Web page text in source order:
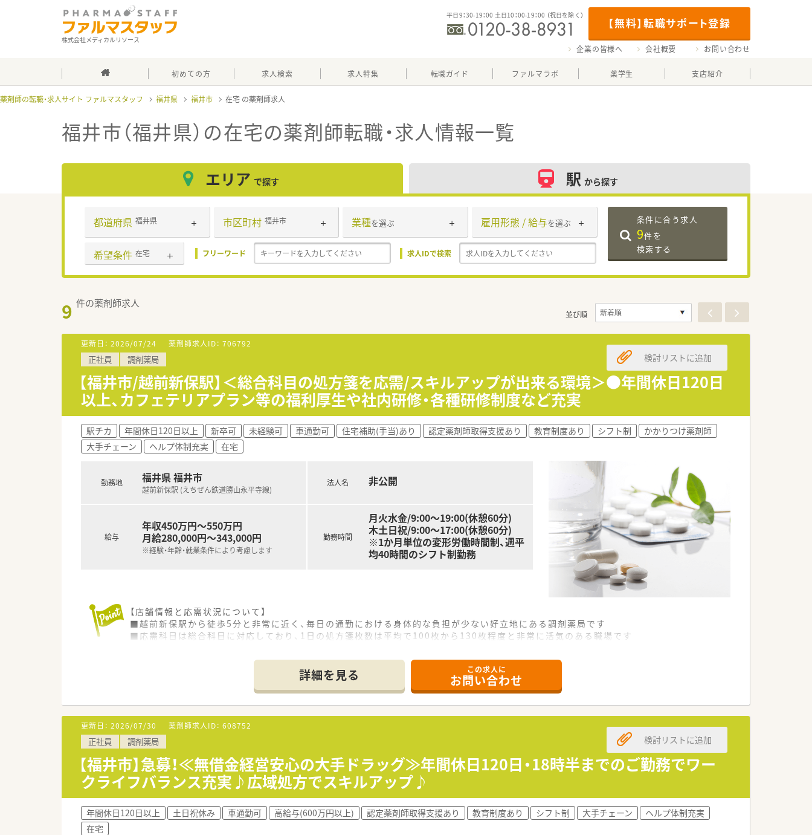
株式会社メディカルリソース
【無料】転職サポート登録
平日9：30-19：00 土日10：00-19：00 （祝日を除く）
企業の皆様へ 会社概要 お問い合わせ
初めての方 求人検索 求人特集 転職ガイド ファルマラボ 薬学生 支店紹介
薬剤師の転職・求人サイト ファルマスタッフ 福井県 福井市 在宅
福井市（福井県）の在宅の薬剤師転職・求人情報一覧
エリア で探す 駅 から探す
都道府県 福井県 市区町村 福井市 業種を選ぶ 雇用形態 / 給与を選ぶ
希望条件 在宅 フリーワード 求人IDで検索
条件に合う求人
9件を
検索する
9 件の薬剤師求人
並び順
更新日： 2026/07/24 薬剤師求人ID： 706792
正社員 調剤薬局
【福井市/越前新保駅】＜総合科目の処方箋を応需/スキルアップが出来る環境＞●年間休日120日
以上、カフェテリアプラン等の福利厚生や社内研修・各種研修制度など充実
検討リストに追加
駅チカ 年間休日120日以上 新卒可 未経験可 車通勤可 住宅補助(手当)あり 認定薬剤師取得支援あり 教育制度あり シフト制
かかりつけ薬剤師
大手チェーン
ヘルプ体制充実 在宅
勤務地 福井県 福井市
越前新保駅 (えちぜん鉄道勝山永平寺線)
給与
年収450万円～550万円
月給280,000円～343,000円
※経験・年齢・就業条件により考慮します
法人名 非公開
勤務時間
月火水金/9:00〜19:00(休憩60分)
木土日祝/9:00〜17:00(休憩60分)
※1か月単位の変形労働時間制、週平
均40時間のシフト制勤務
【店舗情報と応需状況について】
■越前新保駅から徒歩5分と非常に近く、毎日の通勤における身体的な負担が少ない好立地にある調剤薬局です
■応需科目は総合科目に対応しており、1日の処方箋枚数は平均で100枚から130枚程度と非常に活気のある職場です
■創立25年を迎え全国に700店舗以上を展開しており、大手チェーンならではの安定した経営基盤と将来性を備えています
■コンビニや駅とのコラボ店舗など多角的な事業展開を行い、次世代を見据えた新しい薬局の形を追求し続けている企業です
■95パーセントがマンツーマン出店のため、処方元医師との関係性が非常に深く、密な連携による質の高い医療を提供します
【求人情報について】
■年収は450万円から550万円程度を想定しており、これまでのご経験や年齢などを十分に考慮した上で決定されます
■住宅手当や赴任手当などの各種手当が非常に充実しており、生活面における経済的なサポート体制も万全に整っています
■昇給は年1回、賞与は年2回の支給があり、個人の頑張りや評価がしっかりと給与に反映される仕組みが構築されています
【想定されるキャリアイメージ】
■充実した階層別研修や専門薬剤師育成コースがあり、個々のスキルレベルに応じたキャリアアップを全面的に支援します
■薬局長や管理薬剤師への昇進はもちろん、将来的に教育担当や人事などの本部職へ挑戦できるジョブチェンジ制度も魅力です
詳細を見る この求人に
お問い合わせ
更新日： 2026/07/30 薬剤師求人ID： 608752
正社員 調剤薬局
【福井市】急募！≪無借金経営安心の大手ドラッグ≫年間休日120日・18時半までのご勤務でワー
クライフバランス充実♪広域処方でスキルアップ♪
検討リストに追加
年間休日120日以上 土日祝休み 車通勤可 高給与(600万円以上) 認定薬剤師取得支援あり 教育制度あり シフト制 大手チェーン
ヘルプ体制充実
在宅